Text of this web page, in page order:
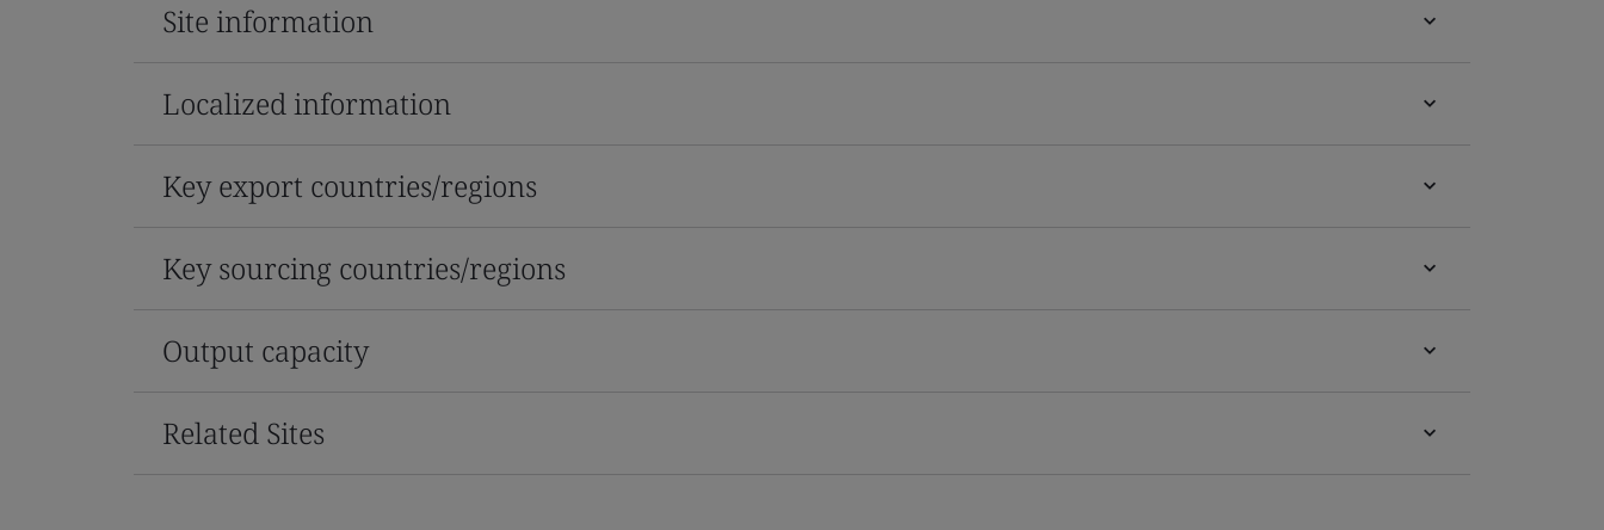
Site information
Localized information
Key export countries/regions
Key sourcing countries/regions
Output capacity
Related Sites